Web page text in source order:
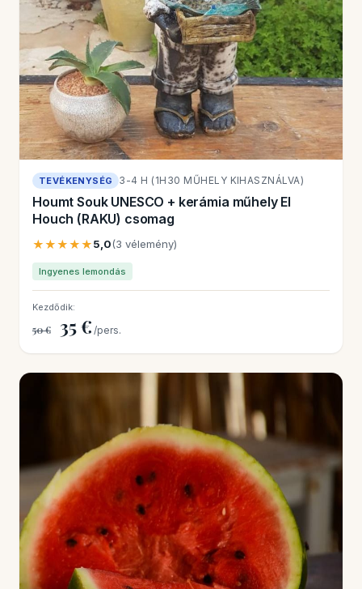
TEVÉKENYSÉG 3-4 H (1H30 MŰHELY KIHASZNÁLVA)
Houmt Souk UNESCO + kerámia műhely El
Houch (RAKU) csomag
★★★★★5,0(3 vélemény)
Ingyenes lemondás
Kezdődik:
50 € 35 € /pers.